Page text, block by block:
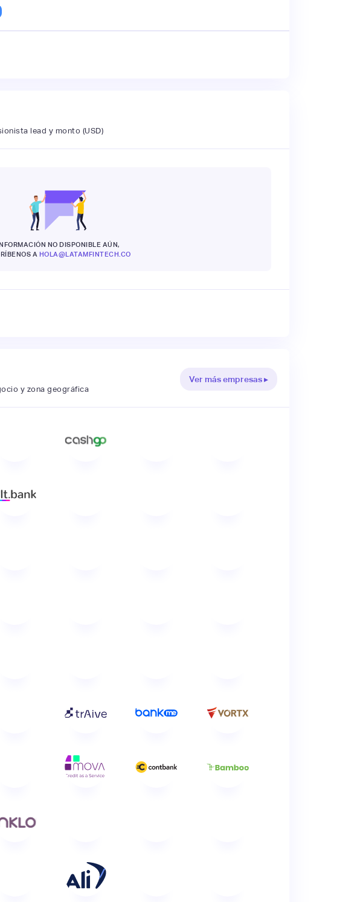
lead y monto (USD)
NO DISPONIBLE AÚN,
A HOLA@LATAMFINTECH.CO
y zona geográfica
Ver más empresas ▸